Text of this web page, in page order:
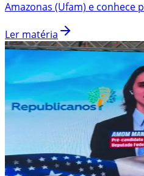
Amazonas (Ufam) e conhece
Ler matéria